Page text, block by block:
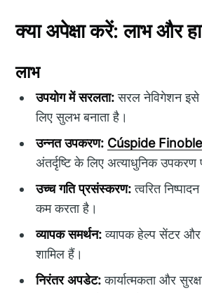
क्या अपेक्षा करें: लाभ और
लाभ
उपयोग में सरलता:सरल नेविगेशन इसे
लिए सुलभ बनाता है।
उन्नत उपकरण: Cúspide Finoble
अंतर्दृष्टि के लिए अत्याधुनिक उपकरण
उच्च गति प्रसंस्करण:त्वरित
कम करता है।
व्यापक समर्थन:व्यापक हेल्प सेंटर और
शामिल हैं।
निरंतर अपडेट:कार्यात्मकता और